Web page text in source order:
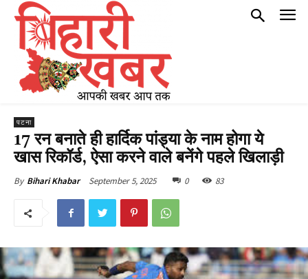
पटना
17 रन बनाते ही हार्दिक पांड्या के नाम होगा ये
खास रिकॉर्ड, ऐसा करने वाले बनेंगे पहले खिलाड़ी
By Bihari Khabar September 5, 2025 0 83